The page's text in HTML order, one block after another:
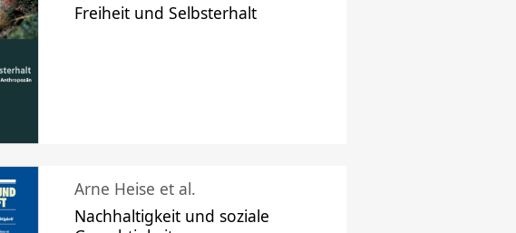
Freiheit und Selbsterhalt
Arne Heise et al.
Nachhaltigkeit und soziale